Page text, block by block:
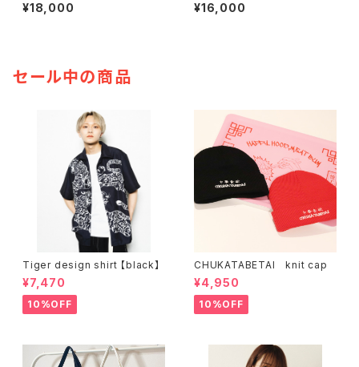
¥18,000 ¥16,000
セール中の商品
Tiger design shirt 【black】
¥7,470
10%OFF
CHUKATABETAI knit cap
¥4,950
10%OFF